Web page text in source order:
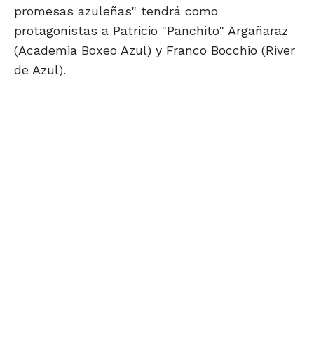
promesas azuleñas" tendrá como
protagonistas a Patricio "Panchito" Argañaraz
(Academia Boxeo Azul) y Franco Bocchio (River
de Azul).